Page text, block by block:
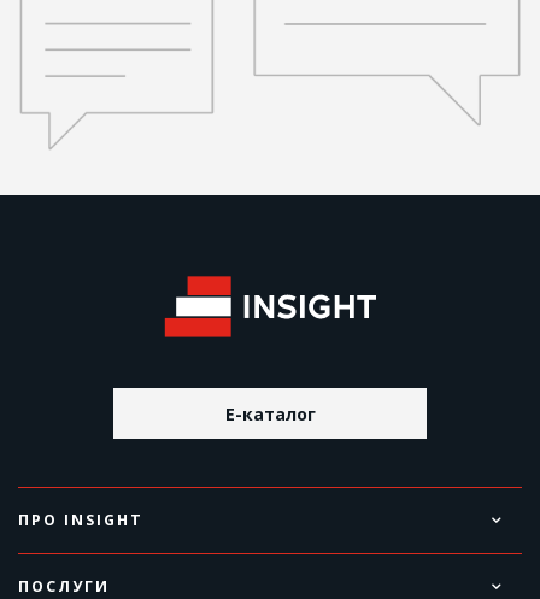
E-каталог
ПРО INSIGHT
ПОСЛУГИ